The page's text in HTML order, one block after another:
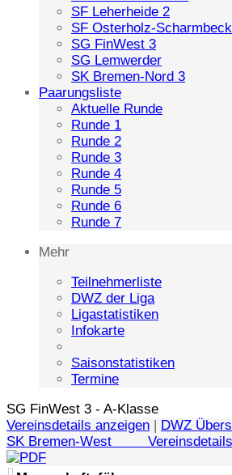
SF Leherheide 2
SF Osterholz-Scharmbeck
SG FinWest 3
SG Lemwerder
SK Bremen-Nord 3
Paarungsliste
Aktuelle Runde
Runde 1
Runde 2
Runde 3
Runde 4
Runde 5
Runde 6
Runde 7
Mehr
Teilnehmerliste
DWZ der Liga
Ligastatistiken
Infokarte
Saisonstatistiken
Termine
SG FinWest 3 - A-Klasse
Vereinsdetails anzeigen | DWZ
SK Bremen-West Vereinsdetails